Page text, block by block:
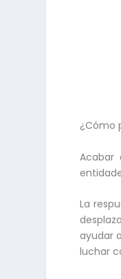
¿Cómo
Acabar
La
ayudar
luchar